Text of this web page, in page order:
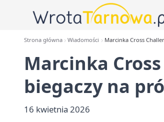
Strona główna Wiadomości Marcinka Cross
Marcinka
biegaczy na
16 kwietnia 2026